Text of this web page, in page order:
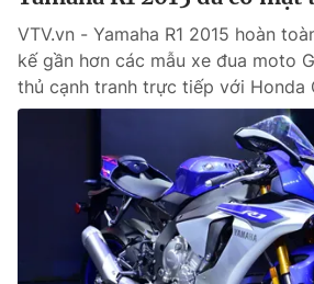
VTV.vn - Yamaha R1 2015 hoàn
kế gần hơn các mẫu xe đua moto
thủ cạnh tranh trực tiếp với Honda